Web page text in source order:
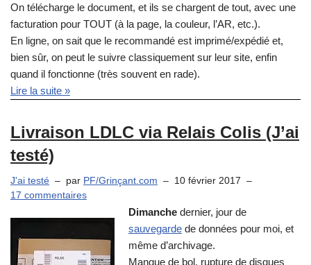
On télécharge le document, et ils se chargent de tout, avec une
facturation pour TOUT (à la page, la couleur, l’AR, etc.).
En ligne, on sait que le recommandé est imprimé/expédié et,
bien sûr, on peut le suivre classiquement sur leur site, enfin
quand il fonctionne (très souvent en rade).
Lire la suite »
Livraison LDLC via Relais Colis (J’ai
testé)
J'ai testé par PF/Grinçant.com
10 février 2017
17 commentaires
Dimanche dernier, jour de
sauvegarde de données pour moi, et
même d’archivage.
Manque de bol, rupture de disques